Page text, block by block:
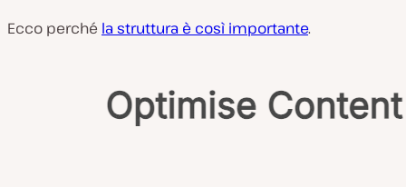
Ecco perché la struttura è così importante.